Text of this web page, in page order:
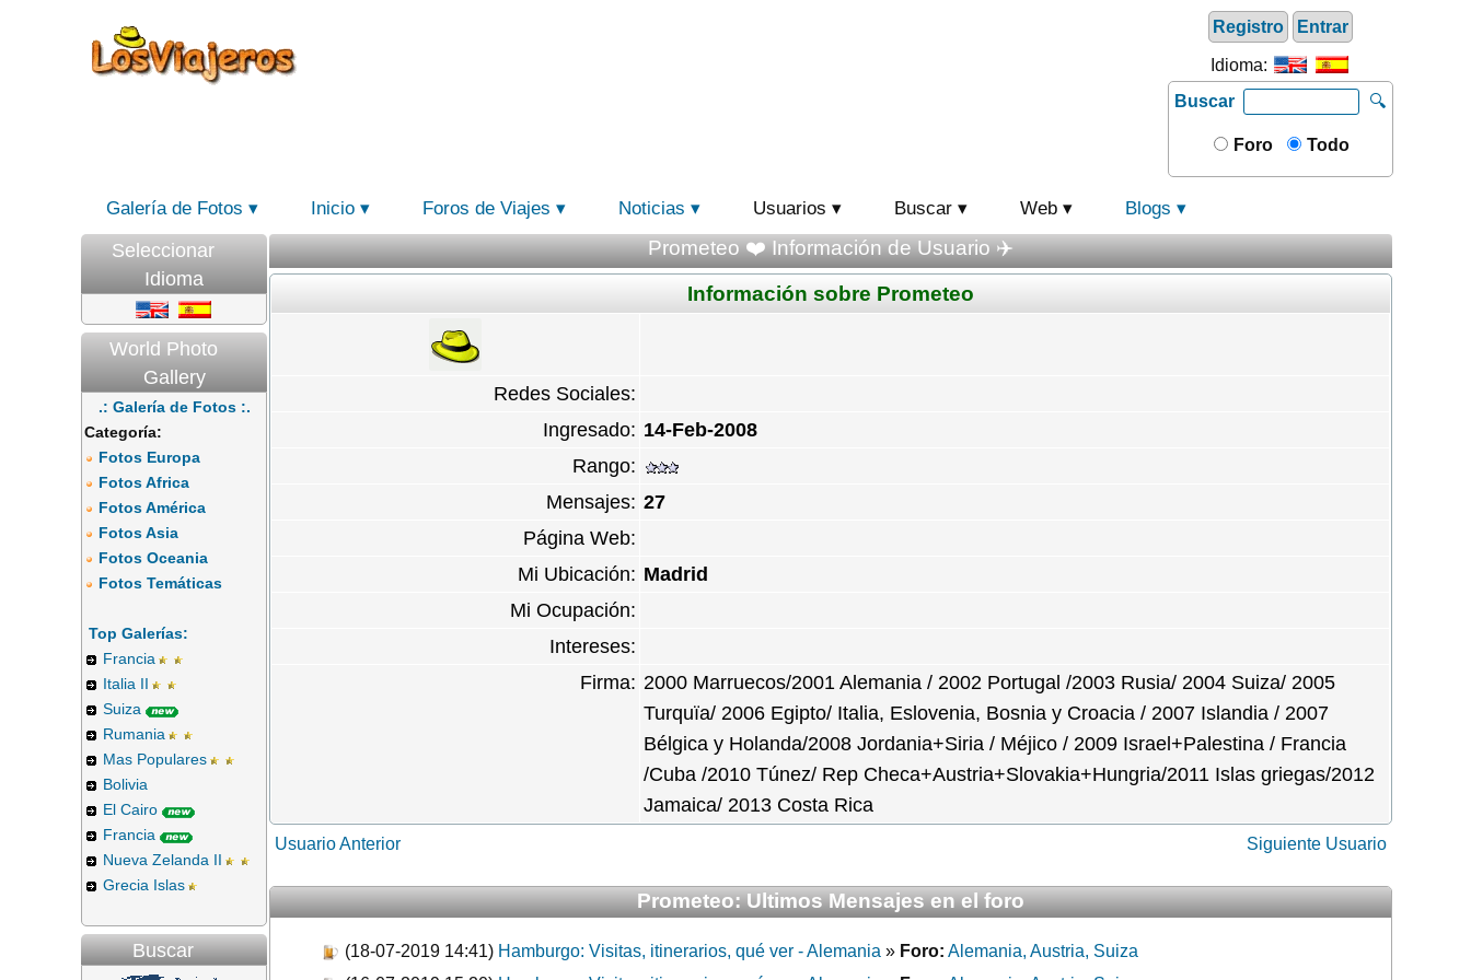
Registro Entrar
Idioma:
Buscar
🔍
Foro Todo
Galería de Fotos Inicio Foros de Viajes Noticias Usuarios Buscar Web Blogs
Seleccionar
Idioma
World Photo
Gallery
.: Galería de Fotos :.
Categoría:
Fotos Europa
Fotos Africa
Fotos América
Fotos Asia
Fotos Oceania
Fotos Temáticas
Top Galerías:
Francia
Italia II
Suiza
Rumania
Mas Populares
Bolivia
El Cairo
Francia
Nueva Zelanda II
Grecia Islas
Buscar
Prometeo ❤️ Información de Usuario ✈️
Información sobre Prometeo
Redes Sociales:
Ingresado: 14-Feb-2008
Rango:
Mensajes: 27
Página Web:
Mi Ubicación: Madrid
Mi Ocupación:
Intereses:
Firma: 2000 Marruecos/2001 Alemania / 2002 Portugal /2003 Rusia/ 2004 Suiza/ 2005
Turquïa/ 2006 Egipto/ Italia, Eslovenia, Bosnia y Croacia / 2007 Islandia / 2007
Bélgica y Holanda/2008 Jordania+Siria / Méjico / 2009 Israel+Palestina / Francia
/Cuba /2010 Túnez/ Rep Checa+Austria+Slovakia+Hungria/2011 Islas griegas/2012
Jamaica/ 2013 Costa Rica
Usuario Anterior Siguiente Usuario
Prometeo: Ultimos Mensajes en el foro
(18-07-2019 14:41) Hamburgo: Visitas, itinerarios, qué ver - Alemania » Foro: Alemania, Austria, Suiza